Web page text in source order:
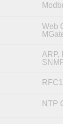
Web
ARP,
NTP